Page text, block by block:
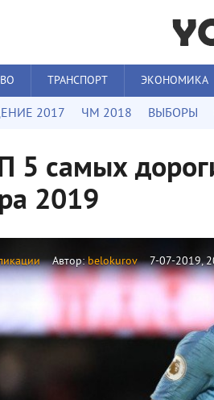
ТРАНСПОРТ ЭКОНОМИКА
2017 ЧМ 2018 ВЫБОРЫ
5 самых
2019
Автор:belokurov 7-07-2019,